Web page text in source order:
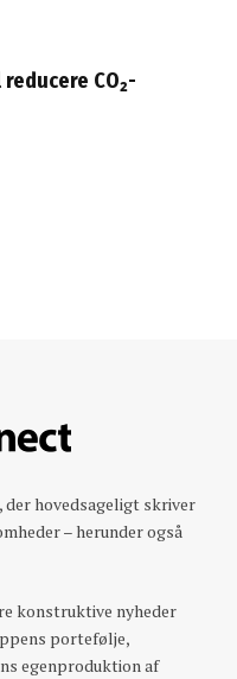
CO₂-
hovedsageligt skriver
– herunder også
konstruktive nyheder
portefølje,
egenproduktion af